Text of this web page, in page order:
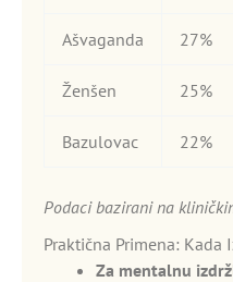
Ašvaganda 27%
Ženšen 25%
Bazulovac 22%
Podaci bazirani na
Praktična Primena: Kada
Za mentalnu